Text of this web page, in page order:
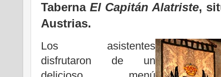
TabernaEl Capitán Alatriste,
Austrias.
Los asistentes
disfrutaron de un